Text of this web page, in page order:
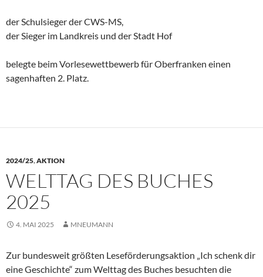
der Schulsieger der CWS-MS,
der Sieger im Landkreis und der Stadt Hof
belegte beim Vorlesewettbewerb für Oberfranken einen
sagenhaften 2. Platz.
2024/25,AKTION
WELTTAG DES BUCHES
2025
4. MAI 2025 MNEUMANN
Zur bundesweit größten Leseförderungsaktion „Ich schenk dir
eine Geschichte“ zum Welttag des Buches besuchten die